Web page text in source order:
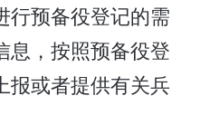
行预备役登记的需
息，按照预备役登
报或者提供有关兵